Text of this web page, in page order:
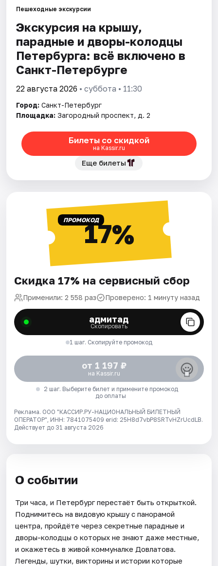
Города
Площадки
Артисты
Рейтинги
Пешеходные экскурсии
Экскурсия на крышу,
парадные и дворы-колодцы
Петербурга: всё включено в
Санкт-Петербурге
22 августа 2026 • суббота • 11:30
Город: Санкт-Петербург
Площадка: Загородный проспект, д. 2
Билеты со скидкой
на Kassir.ru
Еще билеты
ПРОМОКОД17%
Скидка 17% на сервисный сбор
Применили: 2 558 раз Проверено: 1 минуту назад
адмитад
Скопировать
1 шаг. Скопируйте промокод
от 1 197 ₽
на Kassir.ru
2 шаг. Выберите билет и примените промокод
до оплаты
Реклама. ООО "КАССИР.РУ-НАЦИОНАЛЬНЫЙ БИЛЕТНЫЙ
ОПЕРАТОР", ИНН: 7841075409 erid: 25H8d7vbP8SRTvHZrUcdLB.
Действует до 31 августа 2026
О событии
Три часа, и Петербург перестаёт быть открыткой.
Поднимитесь на видовую крышу с панорамой
центра, пройдёте через секретные парадные и
дворы-колодцы о которых не знают даже местные,
и окажетесь в живой коммуналке Довлатова.
Легенды, шутки, викторины и истории которые